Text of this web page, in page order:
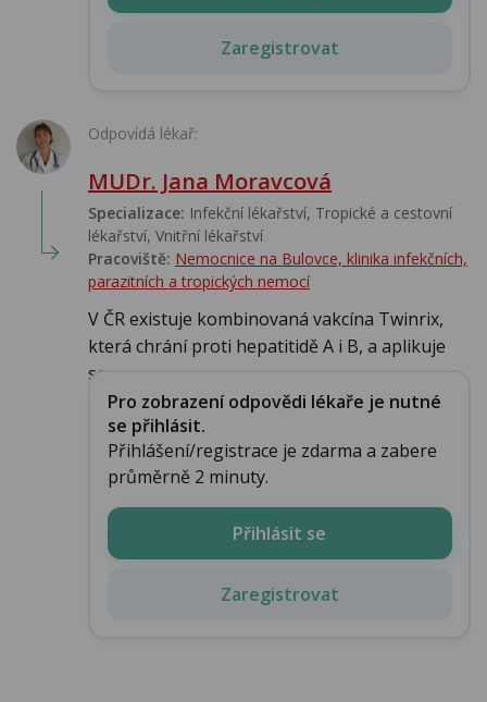
Zaregistrovat
Odpovídá lékař:
MUDr. Jana Moravcová
Specializace: Infekční lékařství‎, Tropické a cestovní
lékařství‎, Vnitřní lékařství
Pracoviště: Nemocnice na Bulovce, klinika infekčních,
parazitních a tropických nemocí
V ČR existuje kombinovaná vakcína Twinrix,
která chrání proti hepatitidě A i B, a aplikuje
se...
Pro zobrazení odpovědi lékaře je nutné
se přihlásit.
Přihlášení/registrace je zdarma a zabere
průměrně 2 minuty.
Přihlásit se
Zaregistrovat